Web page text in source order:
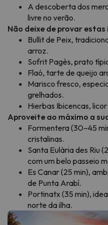
A descoberta dos
livre no verão.
Não deixe de provar
Bullit de Peix,
arroz.
Sofrit Pagès, prato
Flaó, tarte de queijo
Marisco fresco,
grelhados.
Hierbas Ibicencas,
Aproveite ao máximo a
Formentera (30–45
cristalinas.
Santa Eulària des Riu
com um belo passeio
Es Canar (25 min),
de Punta Arabí.
Portinatx (35 min),
norte da ilha.